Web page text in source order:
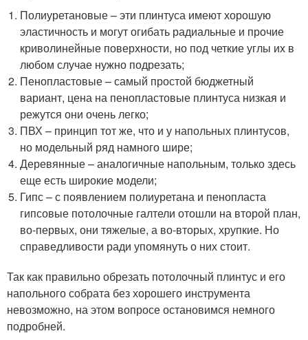
Полиуретановые – эти плинтуса имеют хорошую
эластичность и могут огибать радиальные и прочие
криволинейные поверхности, но под четкие углы их в
любом случае нужно подрезать;
Пенопластовые – самый простой бюджетный
вариант, цена на пенопластовые плинтуса низкая и
режутся они очень легко;
ПВХ – принцип тот же, что и у напольных плинтусов,
но модельный ряд намного шире;
Деревянные – аналогичные напольным, только здесь
еще есть широкие модели;
Гипс – с появлением полиуретана и пенопласта
гипсовые потолочные галтели отошли на второй план,
во-первых, они тяжелые, а во-вторых, хрупкие. Но
справедливости ради упомянуть о них стоит.
Так как правильно обрезать потолочный плинтус и его
напольного собрата без хорошего инструмента
невозможно, на этом вопросе остановимся немного
подробней.